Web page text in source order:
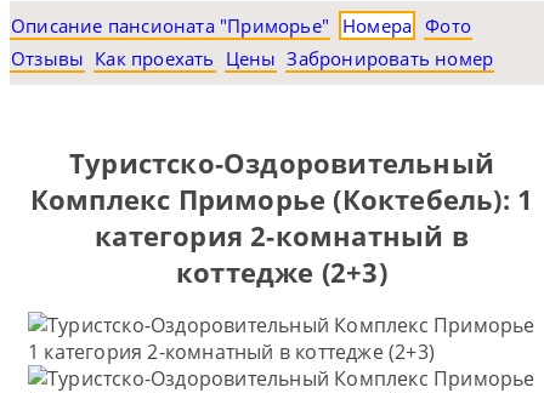
Описание пансионата "Приморье" Номера Фото
Отзывы Как проехать Цены Забронировать номер
Туристско-Оздоровительный
Комплекс Приморье (Коктебель): 1
категория 2-комнатный в
коттедже (2+3)